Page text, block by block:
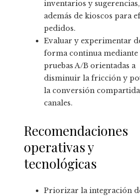
inventarios y sugerencias,
además de kioscos para
pedidos.
Evaluar y experimentar
forma continua mediante
pruebas A/B orientadas a
disminuir la fricción y
la conversión
canales.
Recomendaciones
operativas y
tecnológicas
Priorizar la integración